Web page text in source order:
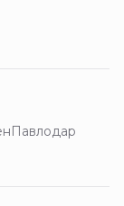
Павлодар